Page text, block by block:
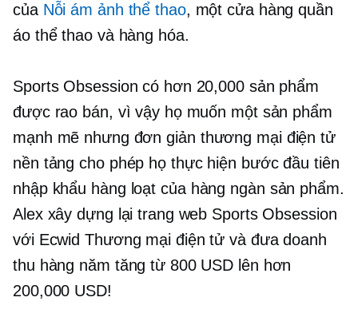
của Nỗi ám ảnh thể thao, một cửa hàng quần
áo thể thao và hàng hóa.
Sports Obsession có hơn 20,000 sản phẩm
được rao bán, vì vậy họ muốn một sản phẩm
mạnh mẽ nhưng đơn giản thương mại điện tử
nền tảng cho phép họ thực hiện bước đầu tiên
nhập khẩu hàng loạt của hàng ngàn sản phẩm.
Alex xây dựng lại trang web Sports Obsession
với EcwidThương mại điện tử và đưa doanh
thu hàng năm tăng từ 800 USD lên hơn
200,000 USD!